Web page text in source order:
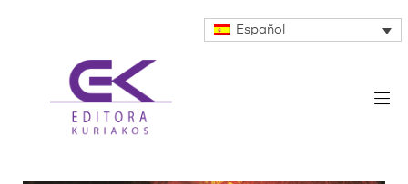
Español